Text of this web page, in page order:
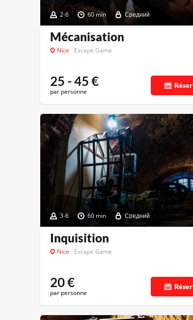
2-6 60 min Средний
Mécanisation
Nice Escape Game
25 - 45€
par personne
3-6 60 min Средний
Inquisition
Nice Escape Game
20€
par personne